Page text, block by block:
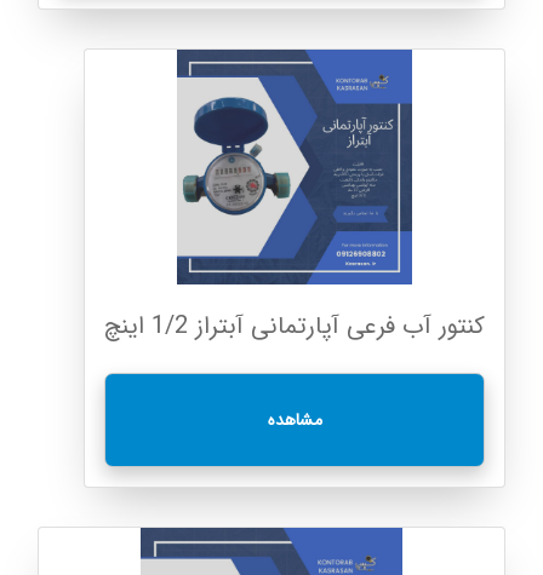
کنتور آب فرعی آپارتمانی آبتراز 1/2 اینچ
مشاهده